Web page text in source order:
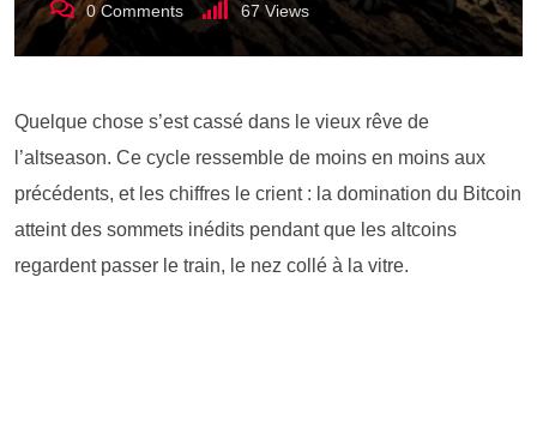
0Comments 67Views
Quelque chose s’est cassé dans le vieux rêve de
l’altseason. Ce cycle ressemble de moins en moins aux
précédents, et les chiffres le crient : la domination du Bitcoin
atteint des sommets inédits pendant que les altcoins
regardent passer le train, le nez collé à la vitre.